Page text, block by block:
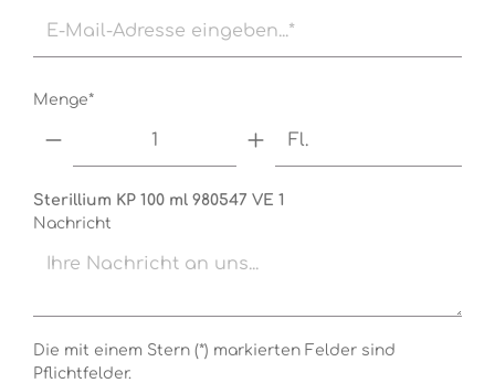
Menge*
Fl.
Sterillium KP 100 ml 980547 VE 1
Nachricht
Die mit einem Stern (*) markierten Felder sind
Pflichtfelder.